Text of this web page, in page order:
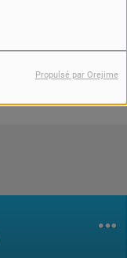
Propulsé par Orejime
n’existe